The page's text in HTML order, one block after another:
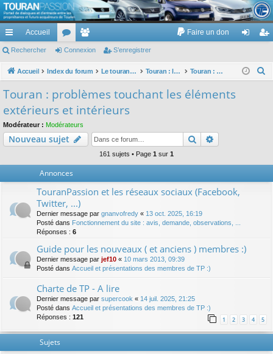
TouranPassion
Le forum des propriétaires ou futurs acquéreurs du Volkswagen Touran
cc
ès
de
Accueil
or
u
e
m
es
Faire un don
ne nr
Rechercher Connexion S’enregistrer
Accueil Index du forum Le touran dans ses versions I (V1 V2 V3) et II ... Touran : les éléments et équipements extérieurs et intérieurs Touran : problèmes touchant les éléments extérieurs et intérieurs
h
Touran : problèmes touchant les éléments
extérieurs et intérieurs
Modérateur : Modérateurs
Nouveau sujet Rechercher
161 sujets • Page 1 sur 1
Annonces
TouranPassion et les réseaux sociaux (Facebook,
Twitter, ...)
Dernier message par gnanvofredy « 13 oct. 2025, 16:19
Posté dans Fonctionnement du site : avis, demande, observations, ...
Réponses : 6
Guide pour les nouveaux ( et anciens ) membres :)
Dernier message par jef10 « 10 mars 2013, 09:39
Posté dans Accueil et présentations des membres de TP :)
Charte de TP - A lire
Dernier message par supercook « 14 juil. 2025, 21:25
Posté dans Accueil et présentations des membres de TP :)
Réponses : 121 1 2 3 4 5
Sujets